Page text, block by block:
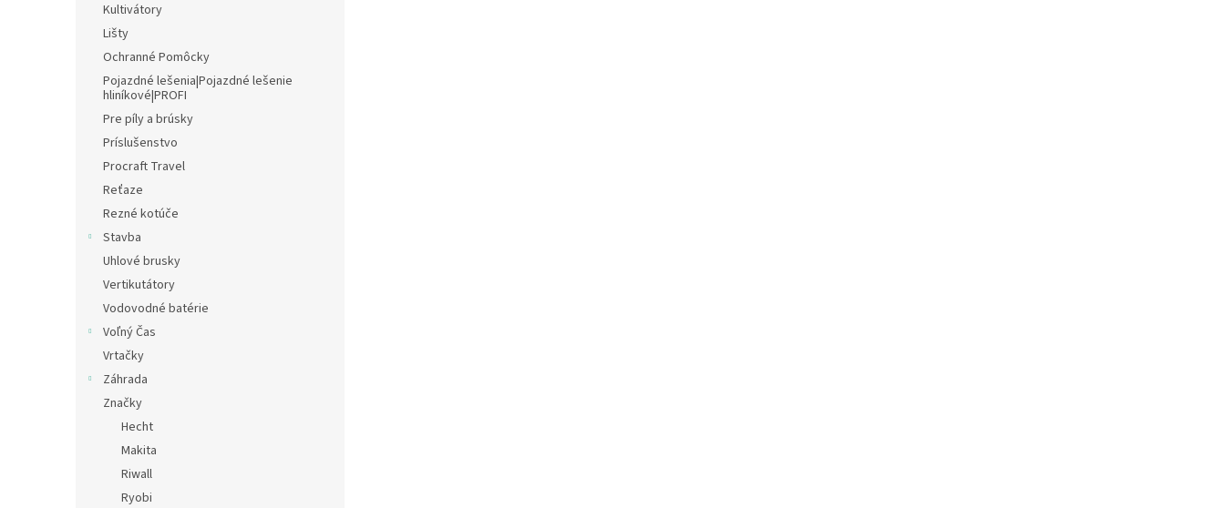
Kultivátory
Lišty
Ochranné Pomôcky
Pojazdné lešenia|Pojazdné lešenie
hliníkové|PROFI
Pre píly a brúsky
Príslušenstvo
Procraft Travel
Reťaze
Rezné kotúče
Stavba
Uhlové brusky
Vertikutátory
Vodovodné batérie
Voľný Čas
Vrtačky
Záhrada
Značky
Hecht
Makita
Riwall
Ryobi